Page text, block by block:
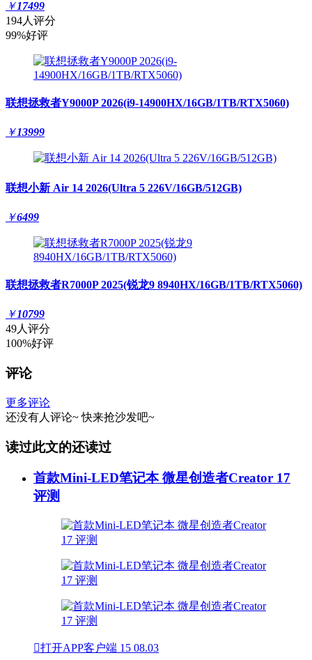
￥17499
194人评分
99%好评
联想拯救者Y9000P 2026(i9-14900HX/16GB/1TB/RTX5060)
￥13999
联想小新 Air 14 2026(Ultra 5 226V/16GB/512GB)
￥6499
联想拯救者R7000P 2025(锐龙9 8940HX/16GB/1TB/RTX5060)
￥10799
49人评分
100%好评
评论
更多评论
还没有人评论~ 快来抢沙发吧~
读过此文的还读过
首款Mini-LED笔记本 微星创造者Creator 17
评测
打开APP客户端 15 08.03